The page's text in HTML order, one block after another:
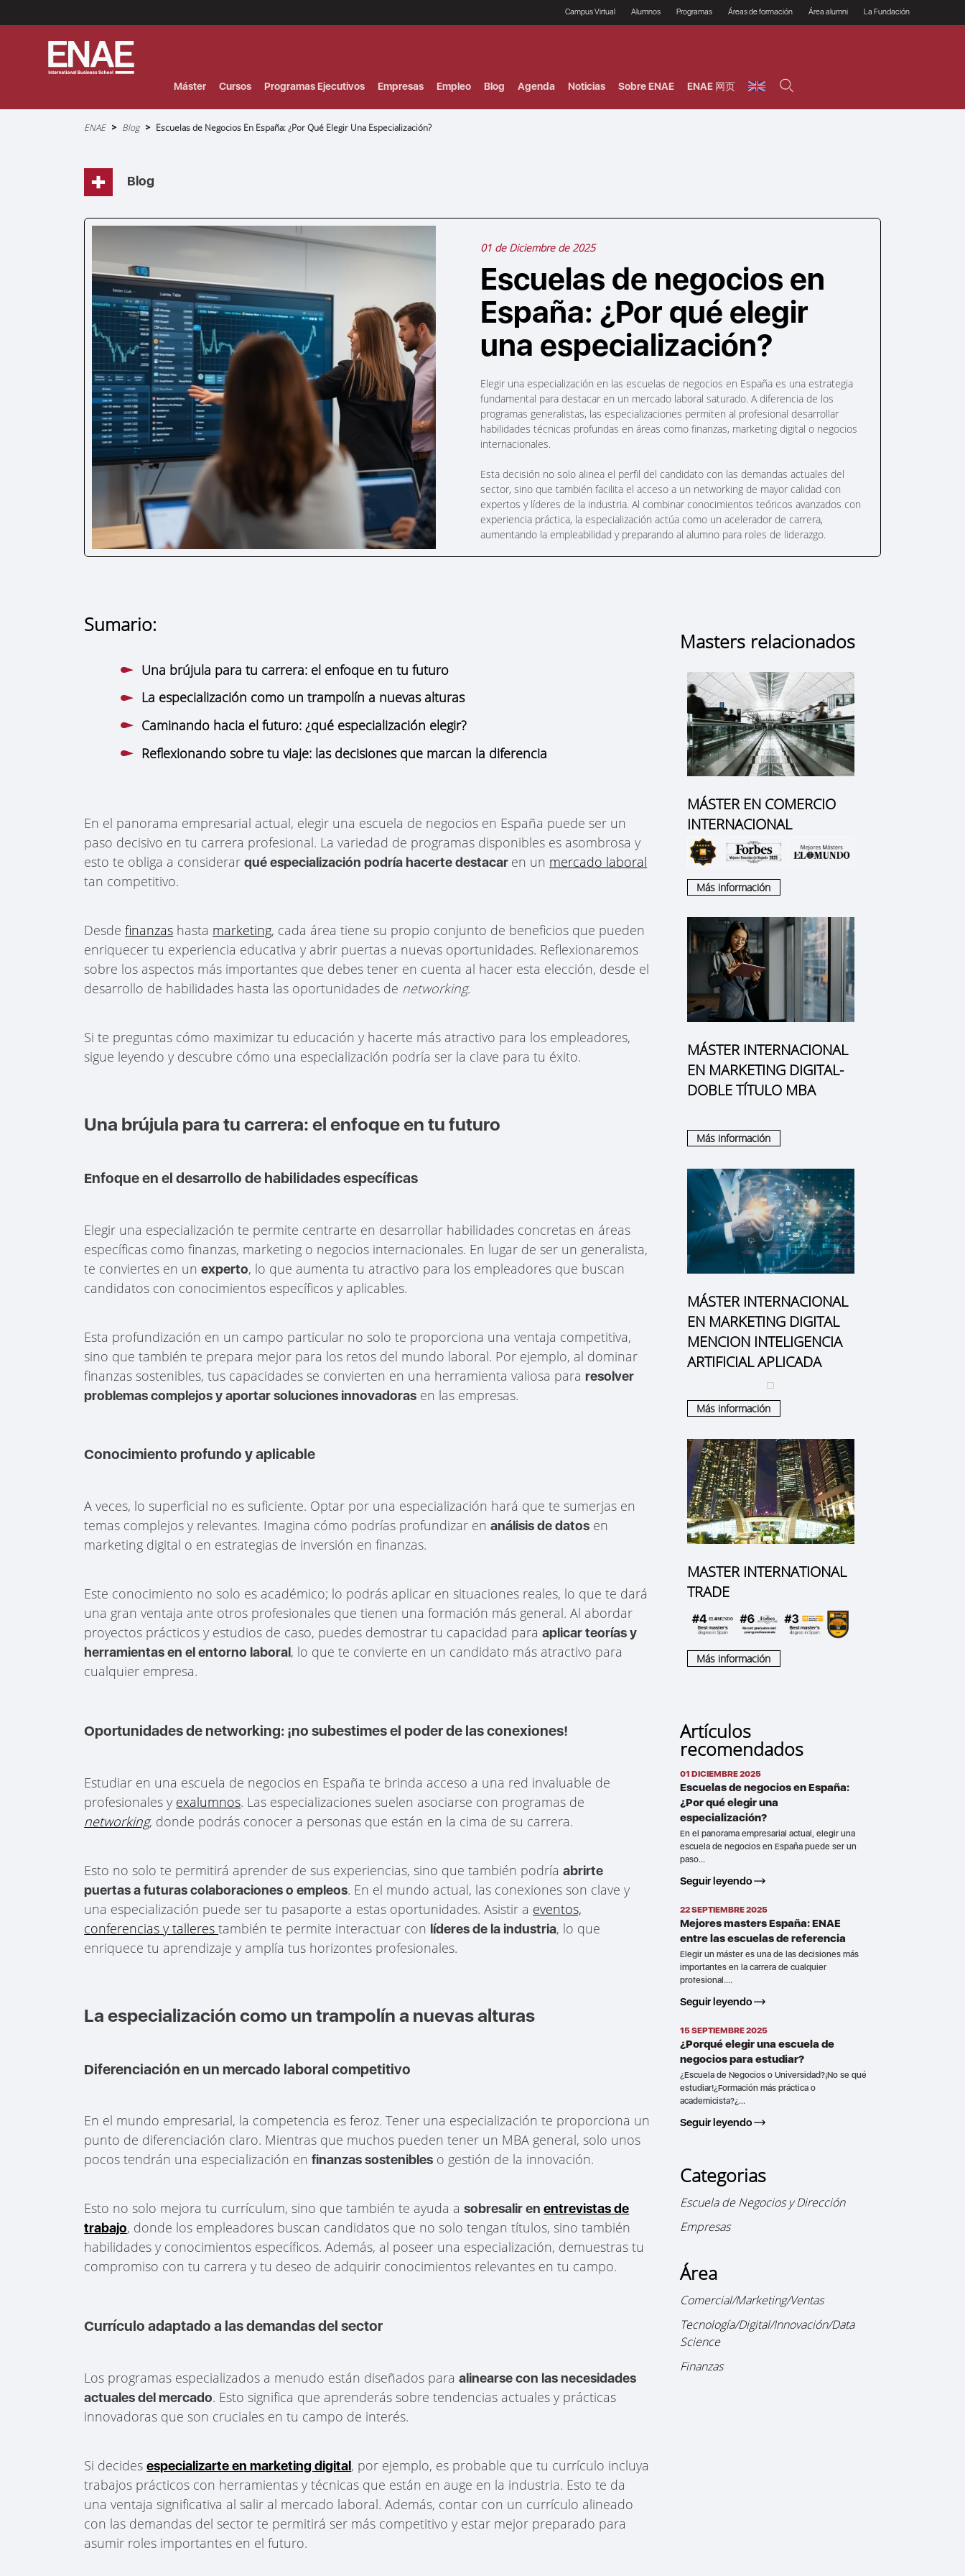
Campus Virtual Alumnos
Prácticas en empresas
Programas
Programas Ejecutivos
Áreas de formación
Riesgos
Área alumni La Fundación
Máster Cursos Programas Ejecutivos Empresas Empleo Blog Agenda Noticias Sobre ENAE ENAE 网页
Sobrescribir
la
navegación
ENAE Blog Escuelas de Negocios En España: ¿Por Qué Elegir Una Especialización?
Blog
01 de Diciembre de 2025
Escuelas de negocios en
España: ¿Por qué elegir
una especialización?
Elegir una especialización en las escuelas de negocios en España es una estrategia
fundamental para destacar en un mercado laboral saturado. A diferencia de los
programas generalistas, las especializaciones permiten al profesional desarrollar
habilidades técnicas profundas en áreas como finanzas, marketing digital o negocios
internacionales.
Esta decisión no solo alinea el perfil del candidato con las demandas actuales del
sector, sino que también facilita el acceso a un networking de mayor calidad con
expertos y líderes de la industria. Al combinar conocimientos teóricos avanzados con
experiencia práctica, la especialización actúa como un acelerador de carrera,
aumentando la empleabilidad y preparando al alumno para roles de liderazgo.
Sumario:
Una brújula para tu carrera: el enfoque en tu futuro
La especialización como un trampolín a nuevas alturas
Caminando hacia el futuro: ¿qué especialización elegir?
Reflexionando sobre tu viaje: las decisiones que marcan la diferencia
En el panorama empresarial actual, elegir una escuela de negocios en España puede ser un
paso decisivo en tu carrera profesional. La variedad de programas disponibles es asombrosa y
esto te obliga a considerarqué especialización podría hacerte destacar en un mercado laboral
tan competitivo.
Desdefinanzas hasta marketing, cada área tiene su propio conjunto de beneficios que pueden
enriquecer tu experiencia educativa y abrir puertas a nuevas oportunidades. Reflexionaremos
sobre los aspectos más importantes que debes tener en cuenta al hacer esta elección, desde el
desarrollo de habilidades hasta las oportunidades de networking.
Si te preguntas cómo maximizar tu educación y hacerte más atractivo para los empleadores,
sigue leyendo y descubre cómo una especialización podría ser la clave para tu éxito.
Una brújula para tu carrera: el enfoque en tu futuro
Enfoque en el desarrollo de habilidades específicas
Elegir una especialización te permite centrarte en desarrollar habilidades concretas en áreas
específicas como finanzas, marketing o negocios internacionales. En lugar de ser un generalista,
te conviertes en unexperto, lo que aumenta tu atractivo para los empleadores que buscan
candidatos con conocimientos específicos y aplicables.
Esta profundización en un campo particular no solo te proporciona una ventaja competitiva,
sino que también te prepara mejor para los retos del mundo laboral. Por ejemplo, al dominar
finanzas sostenibles, tus capacidades se convierten en una herramienta valiosa pararesolver
problemas complejos y aportar soluciones innovadoras en las empresas.
Conocimiento profundo y aplicable
A veces, lo superficial no es suficiente. Optar por una especialización hará que te sumerjas en
temas complejos y relevantes. Imagina cómo podrías profundizar enanálisis de datos en
marketing digital o en estrategias de inversión en finanzas.
Este conocimiento no solo es académico; lo podrás aplicar en situaciones reales, lo que te dará
una gran ventaja ante otros profesionales que tienen una formación más general. Al abordar
proyectos prácticos y estudios de caso, puedes demostrar tu capacidad paraaplicar teorías y
herramientas en el entorno laboral, lo que te convierte en un candidato más atractivo para
cualquier empresa.
Oportunidades de networking: ¡no subestimes el poder de las conexiones!
Estudiar en una escuela de negocios en España te brinda acceso a una red invaluable de
profesionales y exalumnos. Las especializaciones suelen asociarse con programas de
networking, donde podrás conocer a personas que están en la cima de su carrera.
Esto no solo te permitirá aprender de sus experiencias, sino que también podríaabrirte
puertas a futuras colaboraciones o empleos. En el mundo actual, las conexiones son clave y
una especialización puede ser tu pasaporte a estas oportunidades. Asistir a eventos,
conferencias y tallerestambién te permite interactuar con líderes de la industria, lo que
enriquece tu aprendizaje y amplía tus horizontes profesionales.
La especialización como un trampolín a nuevas alturas
Diferenciación en un mercado laboral competitivo
En el mundo empresarial, la competencia es feroz. Tener una especialización te proporciona un
punto de diferenciación claro. Mientras que muchos pueden tener un MBA general, solo unos
pocos tendrán una especialización enfinanzas sostenibles o gestión de la innovación.
Esto no solo mejora tu currículum, sino que también te ayuda asobresalir enentrevistas de
trabajo, donde los empleadores buscan candidatos que no solo tengan títulos, sino también
habilidades y conocimientos específicos. Además, al poseer una especialización, demuestras tu
compromiso con tu carrera y tu deseo de adquirir conocimientos relevantes en tu campo.
Currículo adaptado a las demandas del sector
Los programas especializados a menudo están diseñados paraalinearse con las necesidades
actuales del mercado. Esto significa que aprenderás sobre tendencias actuales y prácticas
innovadoras que son cruciales en tu campo de interés.
Si decidesespecializarte en marketing digital, por ejemplo, es probable que tu currículo incluya
trabajos prácticos con herramientas y técnicas que están en auge en la industria. Esto te da
una ventaja significativa al salir al mercado laboral. Además, contar con un currículo alineado
con las demandas del sector te permitirá ser más competitivo y estar mejor preparado para
asumir roles importantes en el futuro.
Masters relacionados
MÁSTER EN COMERCIO
INTERNACIONAL
Más información
MÁSTER INTERNACIONAL
EN MARKETING DIGITAL-
DOBLE TÍTULO MBA
Más información
MÁSTER INTERNACIONAL
EN MARKETING DIGITAL
MENCION INTELIGENCIA
ARTIFICIAL APLICADA
Más información
MASTER INTERNATIONAL
TRADE
Más información
Artículos
recomendados
01 DICIEMBRE 2025
Escuelas de negocios en España:
¿Por qué elegir una
especialización?
En el panorama empresarial actual, elegir una
escuela de negocios en España puede ser un
paso...
Seguir leyendo
22 SEPTIEMBRE 2025
Mejores masters España: ENAE
entre las escuelas de referencia
Elegir un máster es una de las decisiones más
importantes en la carrera de cualquier
profesional....
Seguir leyendo
15 SEPTIEMBRE 2025
¿Porqué elegir una escuela de
negocios para estudiar?
¿Escuela de Negocios o Universidad?¡No se qué
estudiar!¿Formación más práctica o
academicista?¿...
Seguir leyendo
Categorias
Escuela de Negocios y Dirección
Empresas
Área
Comercial/Marketing/Ventas
Tecnología/Digital/Innovación/Data
Science
Finanzas